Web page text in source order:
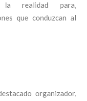
la realidad para,
que conduzcan al
organizador,